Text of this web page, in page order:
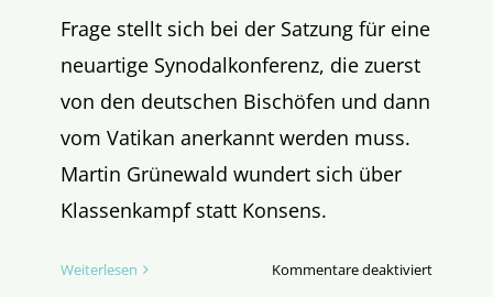
Frage stellt sich bei der Satzung für eine
neuartige Synodalkonferenz, die zuerst
von den deutschen Bischöfen und dann
vom Vatikan anerkannt werden muss.
Martin Grünewald wundert sich über
Klassenkampf statt Konsens.
Weiterlesen Kommentare deaktiviertfür